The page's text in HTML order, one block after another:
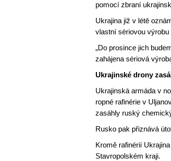
pomocí zbraní
Ukrajina již v létě
vlastní sériovou výrobu
„Do prosince jich
zahájena sériová
Ukrajinské drony
Ukrajinská armáda v
ropné rafinérie v
zasáhly ruský
Rusko pak přiznává
Kromě rafinérií
Stavropolském kraji.